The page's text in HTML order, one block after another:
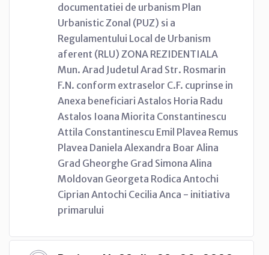
documentatiei de urbanism Plan
Urbanistic Zonal (PUZ) si a
Regulamentului Local de Urbanism
aferent (RLU) ZONA REZIDENTIALA
Mun. Arad Judetul Arad Str. Rosmarin
F.N. conform extraselor C.F. cuprinse in
Anexa beneficiari Astalos Horia Radu
Astalos Ioana Miorita Constantinescu
Attila Constantinescu Emil Plavea Remus
Plavea Daniela Alexandra Boar Alina
Grad Gheorghe Grad Simona Alina
Moldovan Georgeta Rodica Antochi
Ciprian Antochi Cecilia Anca - initiativa
primarului